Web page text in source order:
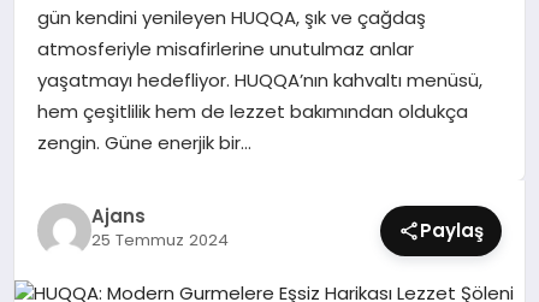
SIYASET
SPOR
TEKNOLOJI
YAŞAM
gün kendini yenileyen HUQQA, şık ve çağdaş
atmosferiyle misafirlerine unutulmaz anlar
yaşatmayı hedefliyor. HUQQA’nın kahvaltı menüsü,
hem çeşitlilik hem de lezzet bakımından oldukça
zengin. Güne enerjik bir…
Ajans
25 Temmuz 2024 Paylaş